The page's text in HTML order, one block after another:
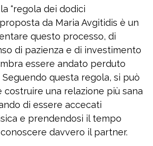
“regola dei dodici
da Maria Avgitidis è un
questo processo, di
di pazienza e di investimento
essere andato perduto
Seguendo questa regola, si può
una relazione più sana
di essere accecati
e prendendosi il tempo
davvero il partner.